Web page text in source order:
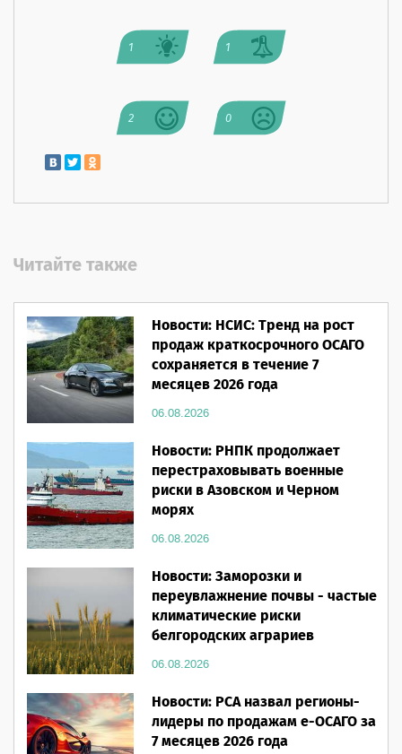
1 1
2 0
Читайте также
Новости: НСИС: Тренд на рост
продаж краткосрочного ОСАГО
сохраняется в течение 7
месяцев 2026 года
06.08.2026
Новости: РНПК продолжает
перестраховывать военные
риски в Азовском и Черном
морях
06.08.2026
Новости: Заморозки и
переувлажнение почвы - частые
климатические риски
белгородских аграриев
06.08.2026
Новости: РСА назвал регионы-
лидеры по продажам е-ОСАГО за
7 месяцев 2026 года